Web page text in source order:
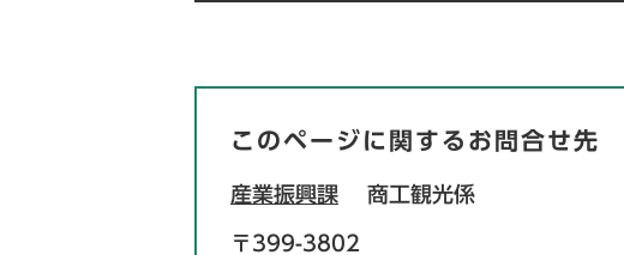
このページに関するお問合せ先
産業振興課 商工観光係
〒399-3802